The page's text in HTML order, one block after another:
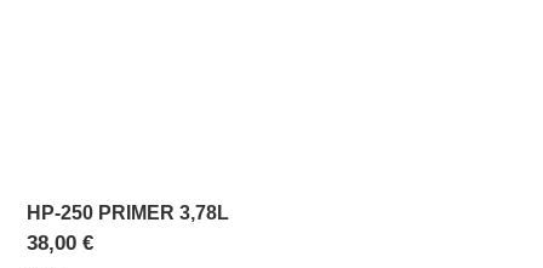
HP-250 PRIMER 3,78L
38,00 €